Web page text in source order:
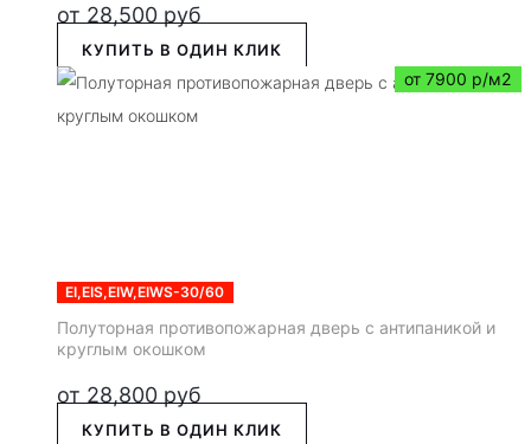
от 28,500 руб
КУПИТЬ В ОДИН КЛИК
от 7900 р/м2
EI,EIS,EIW,EIWS-30/60
Полуторная противопожарная дверь с антипаникой и
круглым окошком
от 28,800 руб
КУПИТЬ В ОДИН КЛИК